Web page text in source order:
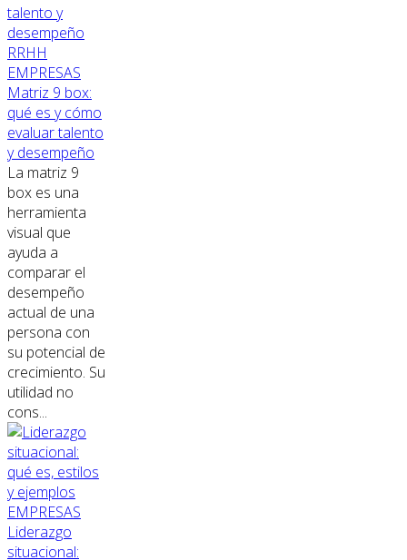
RRHH
EMPRESAS
Matriz 9 box:
qué es y cómo
evaluar talento
y desempeño
La matriz 9
box es una
herramienta
visual que
ayuda a
comparar el
desempeño
actual de una
persona con
su potencial de
crecimiento. Su
utilidad no
cons...
EMPRESAS
Liderazgo
situacional: